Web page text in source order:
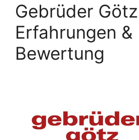
Gebrüder
Erfahrungen &
Bewertung